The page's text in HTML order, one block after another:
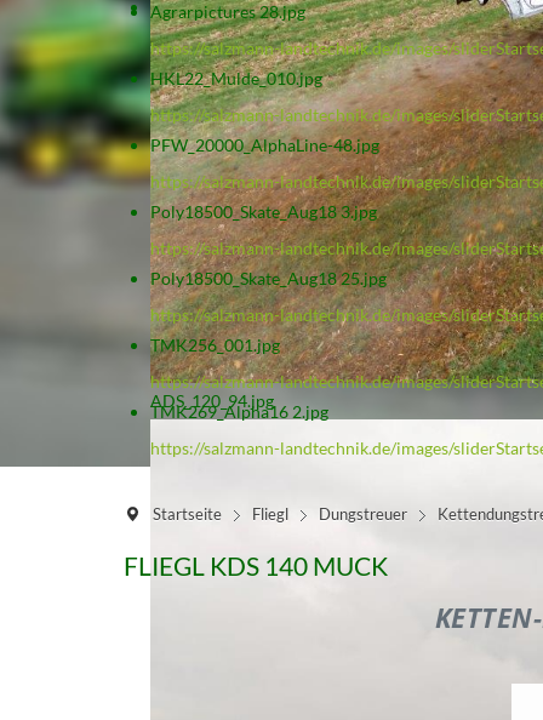
ADS_120_94.jpg
Agrarpictures 28.jpg
https://salzmann-landtechnik.de/images/
HKL22_Mulde_010.jpg
https://salzmann-landtechnik.de/images/
PFW_20000_AlphaLine-48.jpg
https://salzmann-landtechnik.de/images/
Poly18500_Skate_Aug18 3.jpg
https://salzmann-landtechnik.de/images/
Poly18500_Skate_Aug18 25.jpg
https://salzmann-landtechnik.de/images/
TMK256_001.jpg
https://salzmann-landtechnik.de/images/
TMK269_Alpha16 2.jpg
https://salzmann-landtechnik.de/images/
Startseite Fliegl Dungstreuer
FLIEGL KDS 140 MUCK